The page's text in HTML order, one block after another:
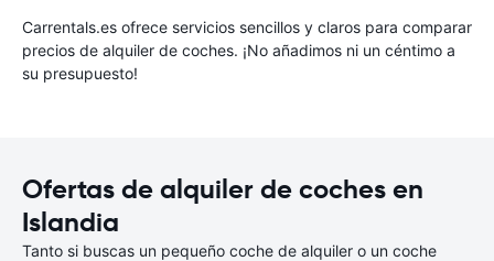
Carrentals.es ofrece servicios sencillos y claros para comparar
precios de alquiler de coches. ¡No añadimos ni un céntimo a
su presupuesto!
Ofertas de alquiler de coches en
Islandia
Tanto si buscas un pequeño coche de alquiler o un coche